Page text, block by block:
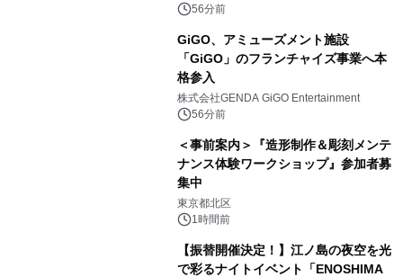
56分前
GiGO、アミューズメント施設
「GiGO」のフランチャイズ事業へ本
格参入
株式会社GENDA GiGO Entertainment
56分前
＜事前案内＞『造形制作＆彫刻メンテ
ナンス体験ワークショップ』参加者募
集中
東京都北区
1時間前
【振替開催決定！】江ノ島の夜空を光
で彩るナイトイベント「ENOSHIMA